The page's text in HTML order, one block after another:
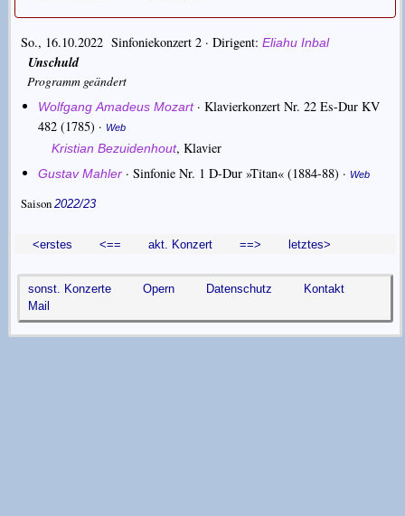
So., 16.10.2022 Sinfoniekonzert 2 ·Dirigent Eliahu Inbal
Unschuld
Programm geändert
Wolfgang Amadeus Mozart·Klavierkonzert Nr. 22 Es-Dur KV
482 (1785) · Web
Kristian Bezuidenhout, Klavier
Gustav Mahler ·Sinfonie Nr. 1 D-Dur »Titan« (1884-88) · Web
Saison 2022/23
<erstes <== akt. Konzert ==> letztes>
sonst. Konzerte Opern Datenschutz
Kontakt
Mail